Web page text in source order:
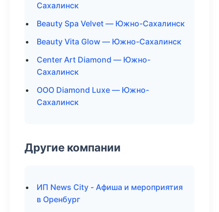
Сахалинск
Beauty Spa Velvet — Южно-Сахалинск
Beauty Vita Glow — Южно-Сахалинск
Center Art Diamond — Южно-
Сахалинск
ООО Diamond Luxe — Южно-
Сахалинск
Другие компании
ИП News City - Афиша и мероприятия
в Оренбург